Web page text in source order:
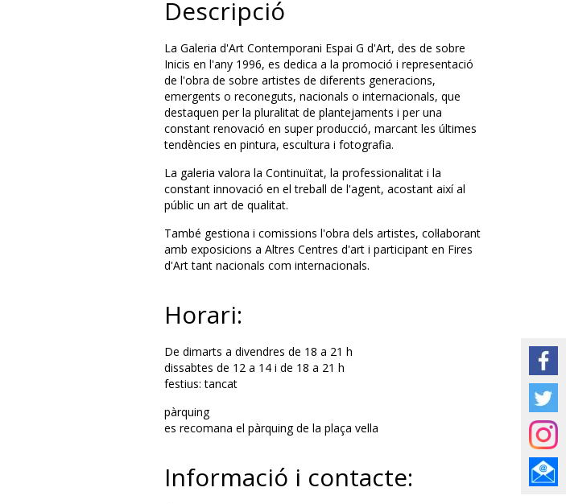
Descripció
La Galeria d'Art Contemporani Espai G d'Art, des de sobre
Inicis en l'any 1996, es dedica a la promoció i representació
de l'obra de sobre artistes de diferents generacions,
emergents o reconeguts, nacionals o internacionals, que
destaquen per la pluralitat de plantejaments i per una
constant renovació en super producció, marcant les últimes
tendències en pintura, escultura i fotografia.
La galeria valora la Continuïtat, la professionalitat i la
constant innovació en el treball de l'agent, acostant així al
públic un art de qualitat.
També gestiona i comissions l'obra dels artistes, col·laborant
amb exposicions a Altres Centres d'art i participant en Fires
d'Art tant nacionals com internacionals.
Horari:
De dimarts a divendres de 18 a 21 h
dissabtes de 12 a 14 i de 18 a 21 h
festius: tancat
pàrquing
es recomana el pàrquing de la plaça vella
Informació i contacte: